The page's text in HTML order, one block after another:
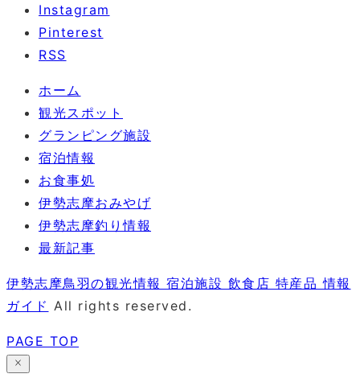
Instagram
Pinterest
RSS
ホーム
観光スポット
グランピング施設
宿泊情報
お食事処
伊勢志摩おみやげ
伊勢志摩釣り情報
最新記事
伊勢志摩鳥羽の観光情報 宿泊施設 飲食店 特産品 情報
ガイド All rights reserved.
PAGE TOP